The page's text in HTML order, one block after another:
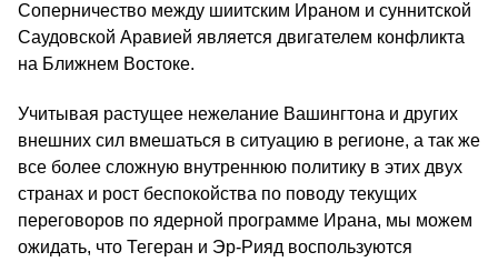
Соперничество между шиитским Ираном и суннитской
Саудовской Аравией является двигателем конфликта
на Ближнем Востоке.
Учитывая растущее нежелание Вашингтона и других
внешних сил вмешаться в ситуацию в регионе, а так же
все более сложную внутреннюю политику в этих двух
странах и рост беспокойства по поводу текущих
переговоров по ядерной программе Ирана, мы можем
ожидать, что Тегеран и Эр-Рияд воспользуются